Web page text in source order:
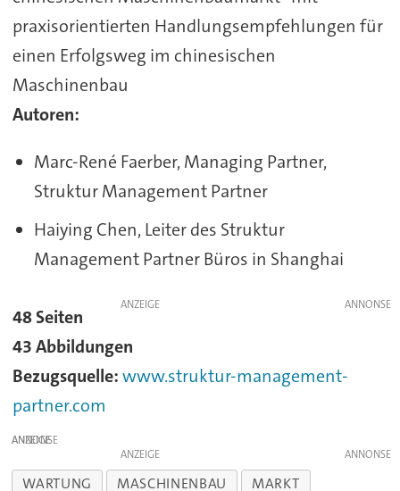
praxisorientierten Handlungsempfehlungen für
einen Erfolgsweg im chinesischen
Maschinenbau
Autoren:
Marc-René Faerber, Managing Partner,
Struktur Management Partner
Haiying Chen, Leiter des Struktur
Management Partner Büros in Shanghai
ANZEIGE
48 Seiten
43 Abbildungen
Bezugsquelle:www.struktur-management-
partner.com
ANZEIGE
ANZEIGE
WARTUNG MASCHINENBAU
MARKT